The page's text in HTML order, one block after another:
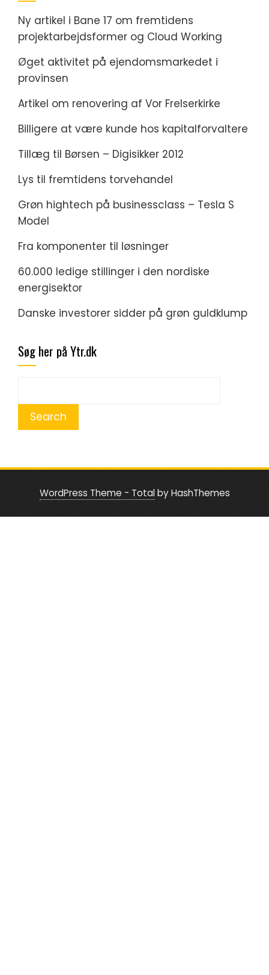
Ny artikel i Bane 17 om fremtidens
projektarbejdsformer og Cloud Working
Øget aktivitet på ejendomsmarkedet i
provinsen
Artikel om renovering af Vor Frelserkirke
Billigere at være kunde hos kapitalforvaltere
Tillæg til Børsen – Digisikker 2012
Lys til fremtidens torvehandel
Grøn hightech på businessclass – Tesla S
Model
Fra komponenter til løsninger
60.000 ledige stillinger i den nordiske
energisektor
Danske investorer sidder på grøn guldklump
Søg her på Ytr.dk
WordPress Theme - Totalby HashThemes